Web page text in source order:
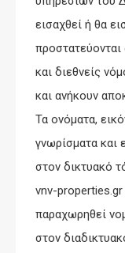
εισαχθεί ή θα
και διεθνείς
και ανήκουν
Τα ονόματα,
γνωρίσματα και
στον δικτυακό
vnv-
παραχωρηθεί
στον